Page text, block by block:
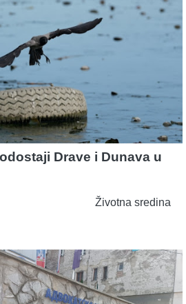
Drave i Dunava u
Životna sredina